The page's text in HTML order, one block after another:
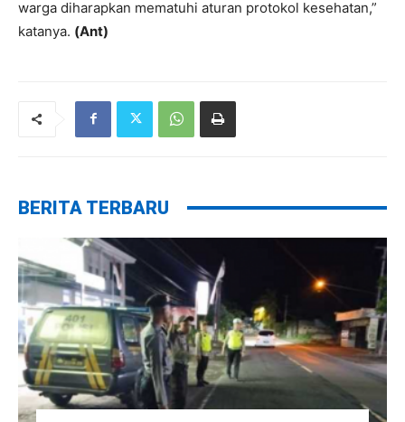
warga diharapkan mematuhi aturan protokol kesehatan,”
katanya. (Ant)
BERITA TERBARU